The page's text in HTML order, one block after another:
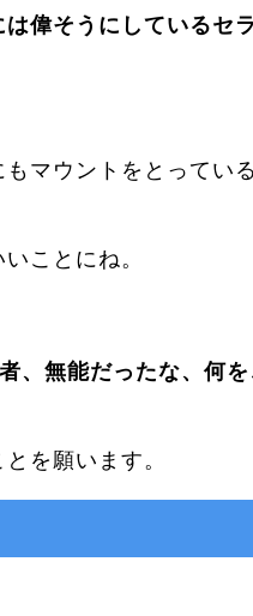
は偉そうにしているセ
マウントをとってい
ことにね。
、無能だったな、何
を願います。